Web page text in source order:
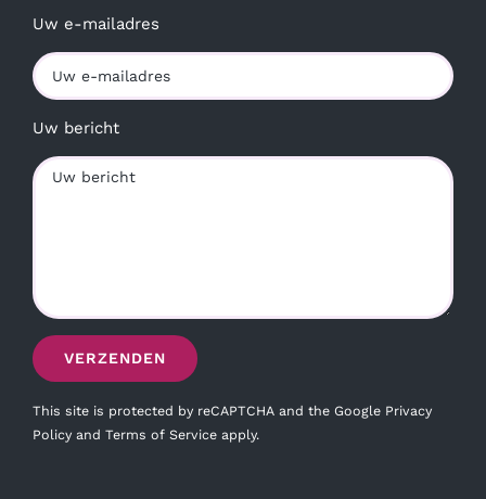
Uw e-mailadres
Uw bericht
This site is protected by reCAPTCHA and the Google Privacy
Policy and Terms of Service apply.